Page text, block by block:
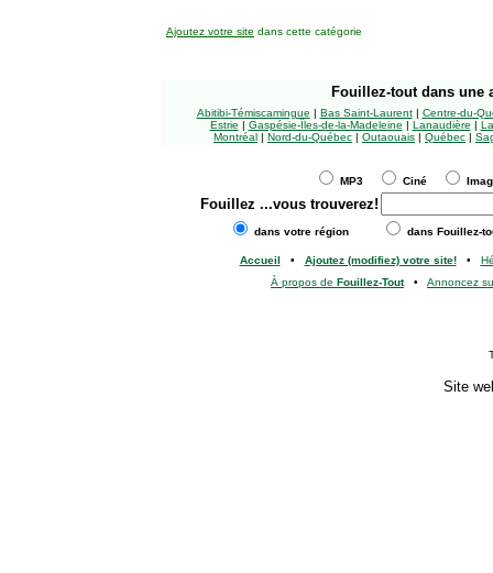
Ajoutez votre site dans cette catégorie
Fouillez-tout dans une
Abitibi-Témiscamingue | Bas Saint-Laurent| Centre-du-
Estrie | Gaspésie-Îles-de-la-Madeleine | Lanaudière |
Montréal | Nord-du-Québec | Outaouais | Québec |
MP3 Ciné
Fouillez ...vous trouverez!
dans votre région dans Fouillez-
Accueil • Ajoutez (modifiez) votre site!•
À propos de Fouillez-Tout• Annoncez
Site